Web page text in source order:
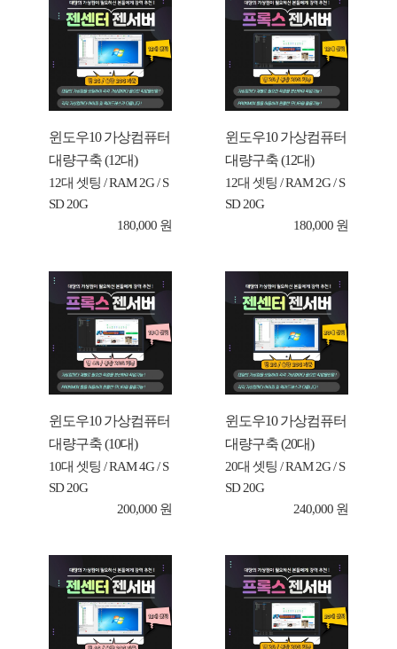
윈도우10 가상컴퓨터
대량구축 (12대)
12대 셋팅 / RAM 2G / S
SD 20G
180,000 원
윈도우10 가상컴퓨터
대량구축 (12대)
12대 셋팅 / RAM 2G / S
SD 20G
180,000 원
윈도우10 가상컴퓨터
대량구축 (10대)
10대 셋팅 / RAM 4G / S
SD 20G
200,000 원
윈도우10 가상컴퓨터
대량구축 (20대)
20대 셋팅 / RAM 2G / S
SD 20G
240,000 원